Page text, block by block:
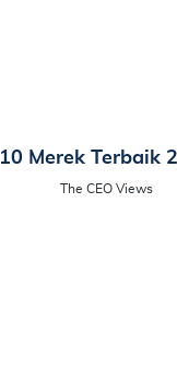
10 Merek Terbaik
The CEO Views